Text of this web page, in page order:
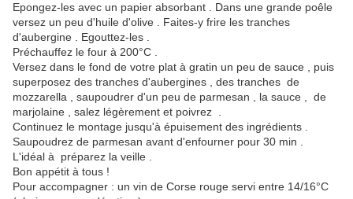
Epongez-les avec un papier absorbant . Dans une grande poêle
versez un peu d'huile d'olive . Faites-y frire les tranches
d'aubergine . Egouttez-les .
Préchauffez le four à 200°C .
Versez dans le fond de votre plat à gratin un peu de sauce , puis
superposez des tranches d'aubergines , des tranches de
mozzarella , saupoudrer d'un peu de parmesan , la sauce , de
marjolaine , salez légèrement et poivrez .
Continuez le montage jusqu'à épuisement des ingrédients .
Saupoudrez de parmesan avant d'enfourner pour 30 min .
L'idéal à préparez la veille .
Bon appétit à tous !
Pour accompagner : un vin de Corse rouge servi entre 14/16°C